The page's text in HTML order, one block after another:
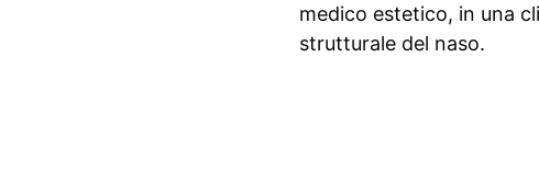
medico estetico, in una
strutturale del naso.